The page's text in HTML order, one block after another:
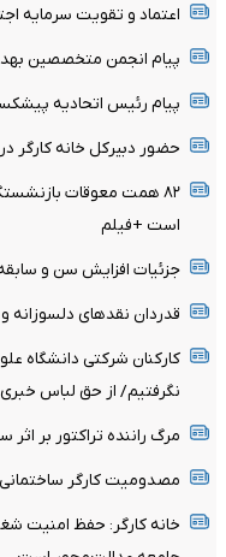
اعتماد و تقویت سرمایه
پیام انجمن متخصصین
پیام رئیس اتحادیه
حضور دبیرکل خانه کارگر
۸۲ همت معوقات
است +فیلم
جزئیات افزایش سن و
قدردان نقدهای دلسوزانه
کارکنان شرکتی دانشگاه
نگرفتیم/ از حق لباس
مرگ راننده تراکتور بر
مصدومیت کارگر ساختمانی ۵۵ ساله بر اثر سقوط از بلندی
خانه کارگر: حفظ امنیت